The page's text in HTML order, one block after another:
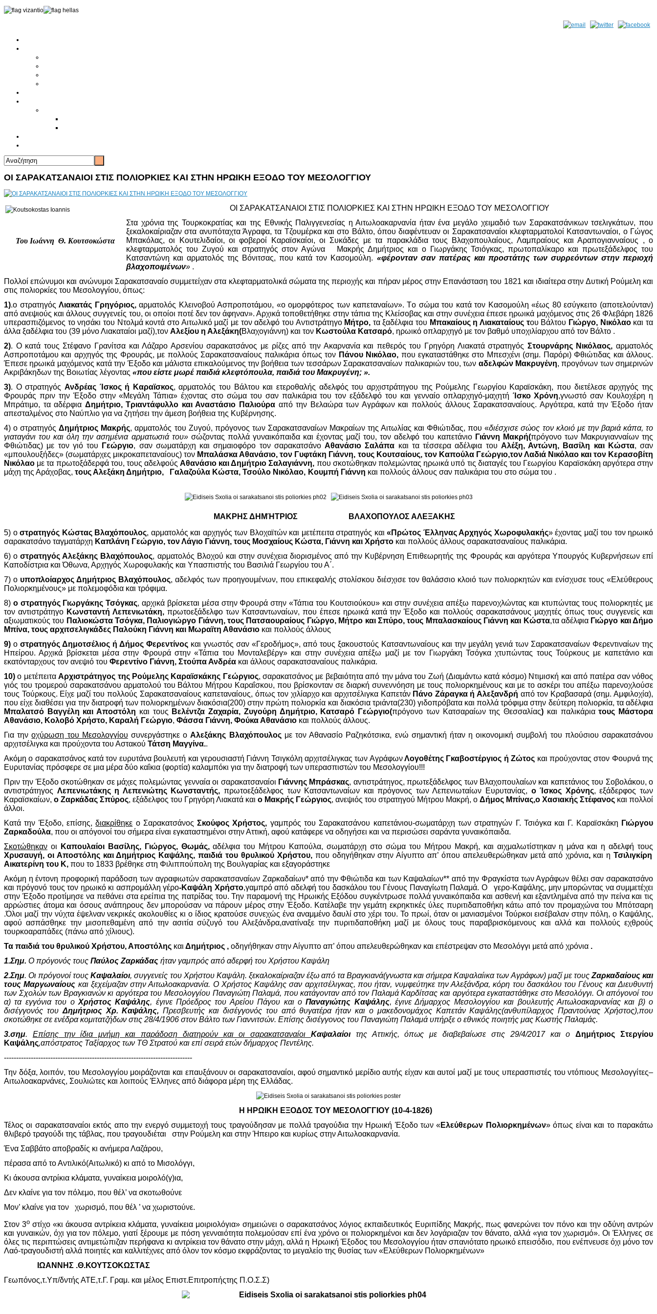
ΟΙ ΣΑΡΑΚΑΤΣΑΝΑΙΟΙ ΣΤΙΣ ΠΟΛΙΟΡΚΙΕΣ ΚΑΙ ΣΤΗΝ ΗΡΩΙΚΗ ΕΞΟΔΟ ΤΟΥ ΜΕΣΟΛΟΓΓΙΟΥ
Του Ιωάννη Θ. Κουτσοκώστα
ΟΙ ΣΑΡΑΚΑΤΣΑΝΑΙΟΙ ΣΤΙΣ ΠΟΛΙΟΡΚΙΕΣ ΚΑΙ ΣΤΗΝ ΗΡΩΙΚΗ ΕΞΟΔΟ ΤΟΥ ΜΕΣΟΛΟΓΓΙΟΥ
Στα χρόνια της Τουρκοκρατίας και της Εθνικής Παλιγγενεσίας η Αιτωλοακαρνανία ήταν ένα μεγάλο χειμαδιό των Σαρακατσάνικων τσελιγκάτων, που
ξεκαλοκαίριαζαν στα ανυπόταχτα Άγραφα, τα Τζουμέρκα και στο Βάλτο, όπου διαφέντευαν οι Σαρακατσαναίοι κλεφταρματολοί Κατσαντωναίοι, ο Γώγος
Μπακόλας, οι Κουτελιδαίοι, οι φοβεροί Καραϊσκαίοι, οι Συκάδες με τα παρακλάδια τους Βλαχοπουλαίους, Λαμπραίους και Αραπογιανναίους , ο
κλεφταρματολός του Ζυγού και στρατηγός στον Αγώνα Μακρής Δημήτριος και ο Γιωργάκης Τσιόγκας, πρωτοπαλίκαρο και πρωτεξάδελφος του
Κατσαντώνη και αρματολός της Βόνιτσας, που κατά τον Κασομούλη. «φέρονταν σαν πατέρας και προστάτης των συρρεόντων στην περιοχή
βλαχοποιμένων» .
Πολλοί επώνυμοι και ανώνυμοι Σαρακατσαναίο συμμετείχαν στα κλεφταρματολικά σώματα της περιοχής και πήραν μέρος στην Επανάσταση του 1821 και ιδιαίτερα στην Δυτική Ρούμελη και
στις πολιορκίες του Μεσολογγίου, όπως:
1).ο στρατηγόςΛιακατάς Γρηγόριος,αρματολός Κλεινοβού Ασπροποτάμου, «ο ομορφότερος των καπεταναίων». Tο σώμα του κατά τον Κασομούλη «έως 80 εσύγκειτο (αποτελούνταν)
από ανεψιούς και άλλους συγγενείς του, οι οποίοι ποτέ δεν τον άφηναν». Αρχικά τοποθετήθηκε στην τάπια της Κλείσοβας και στην συνέχεια έπεσε ηρωικά μαχόμενος στις 26 Φλεβάρη 1826
υπερασπιζόμενος το νησάκι του Ντολμά κοντά στο Αιτωλικό μαζί με τον αδελφό του Αντιστράτηγο Μήτρο, τα ξαδέλφια του Μπακαίους η Λιακαταίους του Βάλτου Γιώργο, Νικόλαο και τα
άλλα ξαδέλφια του (39 μόνο Λιακαταίοι μαζί),τον Αλεξίου η Αλεξάκη(Βλαχογιάννη) και τον Κωστούλα Κατσαρό, ηρωικό οπλαρχηγό με τον βαθμό υποχιλίαρχου από τον Βάλτο .
2). Ο κατά τους Στέφανο Γρανίτσα και Λάζαρο Αρσενίου σαρακατσάνος με ρίζες από την Ακαρνανία και πεθερός του Γρηγόρη Λιακατά στρατηγός Στουρνάρης Νικόλαος, αρματολός
Ασπροποτάμου και αρχηγός της Φρουράς, με πολλούς Σαρακατσαναίους παλικάρια όπως τον Πάνου Νικόλαο, που εγκαταστάθηκε στο Μπεσχένι (σημ. Παρόρι) Φθιώτιδας και άλλους.
Έπεσε ηρωικά μαχόμενος κατά την Έξοδο και μάλιστα επικαλούμενος την βοήθεια των τεσσάρων Σαρακατσαναίων παλικαριών του, των αδελφών Μακρυγένη, προγόνων των σημερινών
Ακριβάκηδων της Βοιωτίας λέγοντας «που είστε μωρέ παιδιά κλεφτόπουλα, παιδιά του Μακρυγένη; ».
3). Ο στρατηγός Ανδρέας Ίσκος ή Καραϊσκος, αρματολός του Βάλτου και ετεροθαλής αδελφός του αρχιστράτηγου της Ρούμελης Γεωργίου Καραϊσκάκη, που διετέλεσε αρχηγός της
Φρουράς πριν την Έξοδο στην «Μεγάλη Τάπια» έχοντας στο σώμα του σαν παλικάρια του τον εξάδελφό του και γενναίο οπλαρχηγό-μαχητή Ίσκο Χρόνη,γνωστό σαν Κουλοχέρη η
Μπράτιμο, τα αδέρφια Δημήτριο, Τριαντάφυλλο και Αναστάσιο Παλιούρα από την Βελαώρα των Αγράφων και πολλούς άλλους Σαρακατσαναίους. Αργότερα, κατά την Έξοδο ήταν
απεσταλμένος στο Ναύπλιο για να ζητήσει την άμεση βοήθεια της Κυβέρνησης.
4) ο στρατηγόςΔημήτριος Μακρής, αρματολός του Ζυγού, πρόγονος των Σαρακατσαναίων Μακραίων της Αιτωλίας και Φθιώτιδας, που «διέσχισε σώος τον κλοιό με την βαριά κάπα, το
γιαταγάνι του και όλη την ασημένια αρματωσιά του»σώζοντας πολλά γυναικόπαιδα και έχοντας μαζί του, τον αδελφό του καπετάνιο Γιάννη Μακρή(πρόγονο των Μακρυγιανναίων της
Φθιώτιδας) με τον γιό του
Γεώργιο, σαν σωματάρχη και σημαιοφόρο τον σαρακατσάνο Αθανάσιο Σαλάπα και τα τέσσερα αδέλφια του Αλέξη, Αντώνη, Βασίλη και Κώστα, σαν
«μπουλουξήδες» (σωματάρχες μικροκαπεταναίους) τον Μπαλάσκα Αθανάσιο, τον Γυφτάκη Γιάννη, τους Κουτσαίους, τον Καπούλα Γεώργιο,τον Λαδιά Νικόλαο και τον Κερασοβίτη
Νικόλαο με τα πρωτοξάδερφά του, τους αδελφούς Αθανάσιο και Δημήτριο Σαλαγιάννη, που σκοτώθηκαν πολεμώντας ηρωικά υπό τις διαταγές του Γεωργίου Καραϊσκάκη αργότερα στην
μάχη της Αράχοβας,τους Αλεξάκη Δημήτριο, Γαλαζούλα Κώστα, Τσούλο Νικόλαο, Κουμπή Γιάννη και πολλούς άλλους σαν παλικάρια του στο σώμα του .
ΜΑΚΡΗΣ ΔΗΜΉΤΡΙΟΣ
ΒΛΑΧΟΠΟΥΛΟΣ ΑΛΕΞΑΚΗΣ
5) ο στρατηγός Κώστας Βλαχόπουλος, αρματολός και αρχηγός των Βλοχαϊτών και μετέπειτα στρατηγός και «Πρώτος Έλληνας Αρχηγός Χωροφυλακής» έχοντας μαζί του τον ηρωικό
σαρακατσάνο ταγματάρχη Καπλάνη Γεώργιο, τον Λάγιο Γιάννη, τους Μοσχαίους Κώστα, Γιάννη και Χρήστο και πολλούς άλλους σαρακατσαναίους παλικάρια.
6) οστρατηγός Αλεξάκης Βλαχόπουλος, αρματολός Βλοχού και στην συνέχεια διορισμένος από την Κυβέρνηση Επιθεωρητής της Φρουράς και αργότερα Υπουργός Κυβερνήσεων επί
Καποδίστρια και Όθωνα, Αρχηγός Χωροφυλακής και Υπασπιστής του Βασιλιά Γεωργίου του Α΄.
7) ο υποπλοίαρχος Δημήτριος Βλαχόπουλος, αδελφός των προηγουμένων, που επικεφαλής στολίσκου διέσχισε τον θαλάσσιο κλοιό των πολιορκητών και ενίσχυσε τους «Ελεύθερους
Πολιορκημένους» με πολεμοφόδια και τρόφιμα.
8) ο στρατηγός Γιωργάκης Τσόγκας, αρχικά βρίσκεται μέσα στην Φρουρά στην «Τάπια του Κουτσιούκου» και στην συνέχεια απέξω παρενοχλώντας και κτυπώντας τους πολιορκητές με
τον αντιστράτηγο Κωνσταντή Λεπενιωτάκη,πρωτοεξάδελφο των Κατσαντωναίων, που έπεσε ηρωικά κατά την Έξοδο και πολλούς σαρακατσάνους μαχητές όπως τους συγγενείς και
αξιωματικούς του Παλιοκώστα Τσόγκα, Παλιογιώργο Γιάννη, τους Πατσαουραίους Γιώργο, Μήτρο και Σπύρο, τους Μπαλασκαίους Γιάννη και Κώστα,τα αδέλφια Γιώργο και Δήμο
Μπίνα, τους αρχιτσελιγκάδες Παλούκη Γιάννη και Μωραϊτη Αθανάσιο και πολλούς άλλους
9) ο στρατηγός Δημοτσέλιος ή Δήμος Φερεντίνος και γνωστός σαν «Γεροδήμος», από τους ξακουστούς Κατσαντωναίους και την μεγάλη γενιά των Σαρακατσαναίων Φερεντιναίων της
Ηπείρου. Αρχικά βρίσκεται μέσα στην Φρουρά στην «Τάπια του Μονταλεβέργ» και στην συνέχεια απέξω μαζί με τον Γιωργάκη Τσόγκα χτυπώντας τους Τούρκους με καπετάνιο και
εκατόνταρχους τον ανεψιό του Φερεντίνο Γιάννη, Στούπα Ανδρέα και άλλους σαρακατσαναίους παλικάρια.
10)ο μετέπειταΑρχιστράτηγος της Ρούμελης Καραϊσκάκης Γεώργιος, σαρακατσάνος με βεβαιότητα από την μάνα του Ζωή (Διαμάντω κατά κόσμο) Ντιμισκή και από πατέρα σαν νόθος
γιός του τρομερού σαρακατσάνου αρματολού του Βάλτου Μήτρου Καραΐσκου, που βρίσκονταν σε διαρκή συνεννόηση με τους πολιορκημένους και με το ασκέρι του απέξω παρενοχλούσε
τους Τούρκους. Είχε μαζί του πολλούς Σαρακατσαναίους καπεταναίους, όπως τον χιλίαρχο και αρχιτσέλιγκα Καπετάν Πάνο Ζάραγκα ή Αλεξανδρή από τον Κραβασαρά (σημ. Αμφιλοχία),
που είχε διαθέσει για την διατροφή των πολιορκημένων διακόσια(200) στην πρώτη πολιορκία και διακόσια τριάντα(230) γιδοπρόβατα και πολλά τρόφιμα στην δεύτερη πολιορκία, τα αδέλφια
Μπαλατσό Βαγγέλη και Αποστόλη και τους Βελέντζα Ζαχαρία, Ζυγούρη Δημήτριο, Κατσαρό Γεώργιο(πρόγονο των Κατσαραίων της Θεσσαλίας) και παλικάριατους Μάστορα
Αθανάσιο, Κολοβό Χρήστο, Καραλή Γεώργιο, Φάσσα Γιάννη, Φούκα Αθανάσιο και πολλούς άλλους.
Για τηνοχύρωση του Μεσολογγίου συνεργάστηκε οΑλεξάκης Βλαχόπουλοςμε τον Αθανασίο Ραζηκότσικα, ενώ σημαντική ήταν η οικονομική συμβολή του πλούσιου σαρακατσάνου
αρχιτσέλιγκα και προύχοντα του Αστακού Τάτση Μαγγίνα..
Ακόμη ο σαρακατσάνος κατά τον ευρυτάνα βουλευτή και γερουσιαστή Γιάννη Τσιγκόλη αρχιτσέλιγκας των ΑγράφωνΛογοθέτης Γκαβοστέργιος ή Ζώτος και προύχοντας στον Φουρνά της
Ευρυτανίας πρόσφερε σε μια μέρα δύο καΐκια (φορτία) καλαμπόκι για την διατροφή των υπερασπιστών του Μεσολογγίου!!!
Πριν την Έξοδο σκοτώθηκαν σε μάχες πολεμώντας γενναία οι σαρακατσαναίοι Γιάννης Μπράσκας, αντιστράτηγος, πρωτεξάδελφος των Βλαχοπουλαίων και καπετάνιος του Σοβολάκου, ο
αντιστράτηγος Λεπενιωτάκης η Λεπενιώτης Κωνσταντής, πρωτοεξάδελφος των Κατσαντωναίων και πρόγονος των Λεπενιωταίων Ευρυτανίας, ο Ίσκος Χρόνης, εξάδερφος των
Καραϊσκαίων, ο Ζαρκάδας Σπύρος, εξάδελφος του Γρηγόρη Λιακατά και ο Μακρής Γεώργιος, ανεψιός του στρατηγού Μήτρου Μακρή, ο Δήμος Μπίνας,ο Χασιακής Στέφανος και πολλοί
άλλοι.
Κατά την Έξοδο, επίσης,διακρίθηκε ο ΣαρακατσάνοςΣκούφος Χρήστος, γαμπρός του Σαρακατσάνου καπετάνιου-σωματάρχη των στρατηγών Γ. Τσιόγκα και Γ. Καραϊσκάκη Γιώργου
Ζαρκαδούλα, που οι απόγονοί του σήμερα είναι εγκαταστημένοι στην Αττική, αφού κατάφερε να οδηγήσει και να περισώσει σαράντα γυναικόπαιδα.
Σκοτώθηκαν οι Καπουλαίοι Βασίλης, Γιώργος, Θωμάς,αδέλφια του Μήτρου Καπούλα, σωματάρχη στο σώμα του Μήτρου Μακρή, και αιχμαλωτίστηκαν η μάνα και η αδελφή τους
Χρυσαυγή, οι Αποστόλης και Δημήτριος Καψάλης, παιδιά του θρυλικού Χρήστου, που οδηγήθηκαν στην Αίγυπτο απ’ όπου απελευθερώθηκαν μετά από χρόνια, και η Τσιλιγκίρη
Αικατερίνη του Κ, που το 1833 βρέθηκε στη Φιλιππούπολη της Βουλγαρίας και εξαγοράστηκε
Ακόμη η έντονη προφορική παράδοση των αγραφιωτών σαρακατσαναίων Ζαρκαδαίων* από την Φθιώτιδα και των Καψαλαίων** από την Φραγκίστα των Αγράφων θέλει σαν σαρακατσάνο
και πρόγονό τους τον ηρωικό κι ασπρομάλλη γέρο-Καψάλη Χρήστο,γαμπρό από αδελφή του δασκάλου του Γένους Παναγίωτη Παλαμά. Ο γερο-Καψάλης, μην μπορώντας να συμμετέχει
στην Έξοδο προτίμησε να πεθάνει στα ερείπια της πατρίδας του. Την παραμονή της Ηρωικής Εξόδου συγκέντρωσε πολλά γυναικόπαιδα και ασθενή και εξαντλημένα από την πείνα και τις
αρρώστιες άτομα και όσους ανάπηρους δεν μπορούσαν να πάρουν μέρος στην Έξοδο. Κατέλαβε την γεμάτη εκρηκτικές ύλες πυριτιδαποθήκη κάτω από τον προμαχώνα του Μπότσαρη
.Όλοι μαζί την νύχτα έψελναν νεκρικές ακολουθίες κι ο ίδιος κρατούσε συνεχώς ένα αναμμένο δαυλί στο χέρι του. Το πρωί, όταν οι μανιασμένοι Τούρκοι εισέβαλαν στην πόλη, ο Καψάλης,
αφού ασπάσθηκε την μισοπεθαμένη από την ασιτία σύζυγό του Αλεξάνδρα,ανατίναξε την πυριτιδαποθήκη μαζί με όλους τους παραβρισκόμενους και αλλά και πολλούς εχθρούς
τουρκοαραπάδες (πάνω από χίλιους).
Τα παιδιά του θρυλικού Χρήστου, Αποστόλης και Δημήτριος , οδηγήθηκαν στην Αίγυπτο απ’ όπου απελευθερώθηκαν και επέστρεψαν στο Μεσολόγγι μετά από χρόνια .
1.Σημ. Ο πρόγονός τους Παύλος Ζαρκάδας ήταν γαμπρός από αδερφή του Χρήστου Καψάλη
2.Σημ. Οι πρόγονοί τουςΚαψαλαίοι, συγγενείς του Χρήστου Καψάλη. ξεκαλοκαίριαζαν έξω από τα Βραγκιανά(γνωστα και σήμερα Καψαλαίικα των Αγράφων) μαζί με τους Ζαρκαδαίους και
τους Μαργωναίους και ξεχείμαζαν στην Αιτωλοακαρνανία. Ο Χρήστος Καψάλης σαν αρχιτσέλιγκας, που ήταν, νυμφεύτηκε την Αλεξάνδρα, κόρη του δασκάλου του Γένους και Διευθυντή
των Σχολών των Βραγκιανών κι αργότερα του Μεσολογγίου Παναγιώτη Παλαμά, που κατάγονταν από τον Παλαμά Καρδίτσας και αργότερα εγκαταστάθηκε στο Μεσολόγγι. Οι απόγονοί του
α) τα εγγόνια του ο Χρήστος Καψάλης, έγινε Πρόεδρος του Αρείου Πάγου και οΠαναγιώτης Καψάλης, έγινε Δήμαρχος Μεσολογγίου και βουλευτής Αιτωλοακαρνανίας και β) ο
δισέγγονός τουΔημήτριος Χρ. Καψάλης, Πρεσβευτής και δισέγγονός του από θυγατέρα ήταν και ο μακεδονομάχος Καπετάν Καψάλης(ανθυπίλαρχος Πραντούνας Χρήστος),που
σκοτώθηκε σε ενέδρα κομιτατζήδων στις 28/4/1906 στον Βάλτο των Γιαννιτσών. Επίσης δισέγγονος του Παναγιώτη Παλαμά υπήρξε ο εθνικός ποιητής μας Κωστής Παλαμάς.
3.σημ. Επίσης την ίδια μνήμη και παράδοση διατηρούν και οι σαρακατσαναίοιΚαψαλαίοι της Αττικής, όπως με διαβεβαίωσε στις 29/4/2017 και οΔημήτριος Στεργίου
Καψάλης,απόστρατος Ταξίαρχος των ΤΘ Στρατού και επί σειρά ετών δήμαρχος Πεντέλης.
-----------------------------------------------------------------------------
Την δόξα, λοιπόν, του Μεσολογγίου μοιράζονται και επαυξάνουν οι σαρακατσαναίοι, αφού σημαντικό μερίδιο αυτής είχαν και αυτοί μαζί με τους υπερασπιστές του ντόπιους Μεσολογγίτες–
Αιτωλοακαρνάνες, Σουλιώτες και λοιπούς Έλληνες από διάφορα μέρη της Ελλάδας.
Η ΗΡΩΙΚΗ ΕΞΟΔΟΣ ΤΟΥ ΜΕΣΟΛΟΓΓΙΟΥ (10-4-1826)
Τέλος οι σαρακατσαναίοι εκτός απο την ενεργό συμμετοχή τους τραγούδησαν με πολλά τραγούδια την Ηρωική Έξοδο των «Ελεύθερων Πολιορκημένων» όπως είναι και το παρακάτω
θλιβερό τραγούδι της τάβλας, που τραγουδιέται στην Ρούμελη και στην Ήπειρο και κυρίως στην Αιτωλοακαρνανία.
Ένα Σαββάτο αποβραδίς κι ανήμερα Λαζάρου,
πέρασα από το Αντιλικό(Αιτωλικό) κι από το Μισολόγγι,
Κι άκουσα αντρίκια κλάματα, γυναίκεια μοιρολό(γ)ια,
Δεν κλαίνε για τον πόλεμο, που θέλ’ να σκοτωθούνε
Μον’ κλαίνε για τον χωρισμό, που θέλ ’ να χωριστούνε.
Στον 3οστίχο «κι άκουσα αντρίκεια κλάματα, γυναίκεια μοιριολόγια» σημειώνει ο σαρακατσάνος λόγιος εκπαιδευτικός Ευριπίδης Μακρής, πως φανερώνει τον πόνο και την οδύνη αντρών
και γυναικών, όχι για τον πόλεμο, γιατί ξέρουμε με πόση γενναιότητα πολεμούσαν επί ένα χρόνο οι πολιορκημένοι και δεν λογάριαζαν τον θάνατο, αλλά «για τον χωρισμό». Οι Έλληνες σε
όλες τις περιπτώσεις αντιμετώπιζαν περήφανα κι αντρίκεια τον θάνατο στην μάχη, αλλά η Ηρωική Έξοδος του Μεσολογγίου ήταν σπανιότατο ηρωικό επεισόδιο, που ενέπνευσε όχι μόνο τον
Λαό-τραγουδιστή αλλά ποιητές και καλλιτέχνες από όλον τον κόσμο εκφράζοντας το μεγαλείο της θυσίας των «Ελεύθερων Πολιορκημένων»
ΙΩΑΝΝΗΣ .Θ.ΚΟΥΤΣΟΚΩΣΤΑΣ
Γεωπόνος,τ.Υπ/δντής ΑΤΕ,τ.Γ. Γραμ. και μέλος Επιστ.Επιτροπήςτης Π.Ο.Σ.Σ)